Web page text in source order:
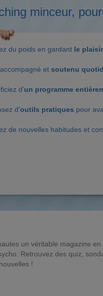
minceur,
du poids en gardant le
et soutenu
d'un programme
d'outils pratiques pour
de nouvelles habitudes et
un véritable magazine
Retrouvez des quiz,
!